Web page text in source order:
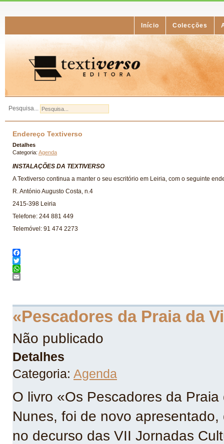
Início Colecções
Pesquisa...
Endereço Textiverso
Detalhes
Categoria: Agenda
INSTALAÇÕES DA TEXTIVERSO
A Textiverso continua a manter o seu escritório em Leiria, com o seguinte
R. António Augusto Costa, n.4
2415-398 Leiria
Telefone: 244 881 449
Telemóvel: 91 474 2273
Facebook
Twitter
WhatsApp
«Pescadores da Praia da
Não publicado
Detalhes
Categoria: Agenda
O livro «Os Pescadores da
Nunes, foi de novo
no decurso das VII Jornadas